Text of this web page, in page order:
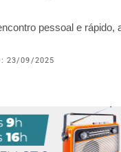
pessoal e
23/09/2025